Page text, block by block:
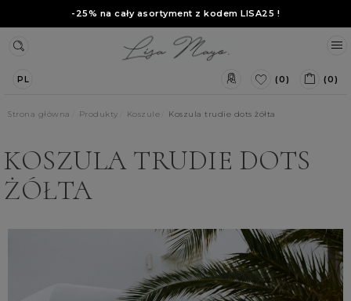
-25% na cały asortyment z kodem LISA25 !
PL (0) (0)
Strona główna Produkty Koszule Koszula trudie dots żółta
KOSZULA TRUDIE DOTS
ŻÓŁTA